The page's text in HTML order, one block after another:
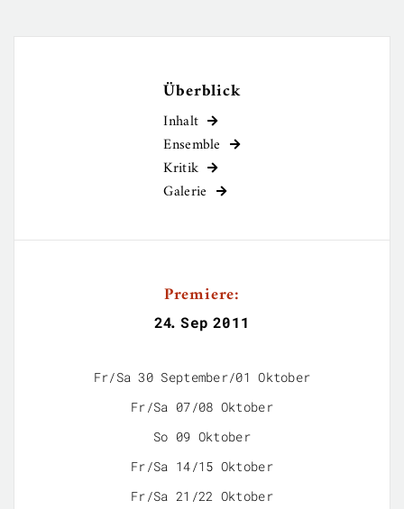
Überblick
Inhalt 
Ensemble 
Kritik 
Galerie 
Premiere:
24. Sep 2011
Fr/Sa 30 September/01 Oktober
Fr/Sa 07/08 Oktober
So 09 Oktober
Fr/Sa 14/15 Oktober
Fr/Sa 21/22 Oktober